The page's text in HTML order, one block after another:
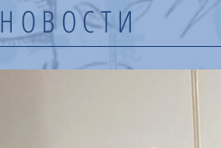
НОВОСТИ